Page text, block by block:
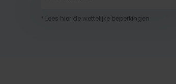
* Lees hier de wettelijke beperkingen